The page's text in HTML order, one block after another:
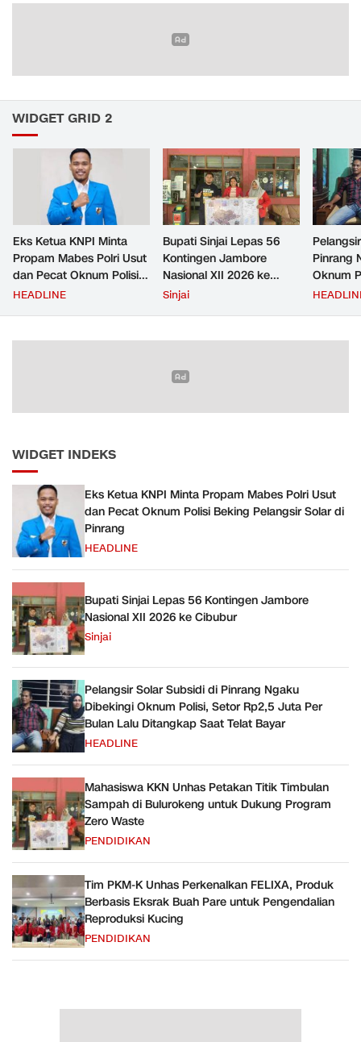
WIDGET GRID 2
Eks Ketua KNPI Minta
Propam Mabes Polri Usut
dan Pecat Oknum Polisi
Beking Pelangsir Solar di
HEADLINE
Bupati Sinjai Lepas 56
Kontingen Jambore
Nasional XII 2026 ke
Cibubur
Sinjai
Pinrang
Oknum
Rp2,5
WIDGET INDEKS
Eks Ketua KNPI Minta Propam Mabes Polri Usut
dan Pecat Oknum Polisi Beking Pelangsir Solar di
Pinrang
HEADLINE
Bupati Sinjai Lepas 56 Kontingen Jambore
Nasional XII 2026 ke Cibubur
Sinjai
Pelangsir Solar Subsidi di Pinrang Ngaku
Dibekingi Oknum Polisi, Setor Rp2,5 Juta Per
Bulan Lalu Ditangkap Saat Telat Bayar
HEADLINE
Mahasiswa KKN Unhas Petakan Titik Timbulan
Sampah di Bulurokeng untuk Dukung Program
Zero Waste
PENDIDIKAN
Tim PKM-K Unhas Perkenalkan FELIXA, Produk
Berbasis Eksrak Buah Pare untuk Pengendalian
Reproduksi Kucing
PENDIDIKAN